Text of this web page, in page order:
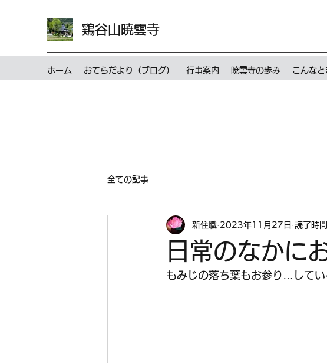
鶏谷山暁雲寺
ホーム おてらだより（ブログ） 行事案内 暁雲寺の歩み こんなと
全ての記事
日常のなかに
新住職 2023年11月27日 読了時
もみじの落ち葉もお参り…してい